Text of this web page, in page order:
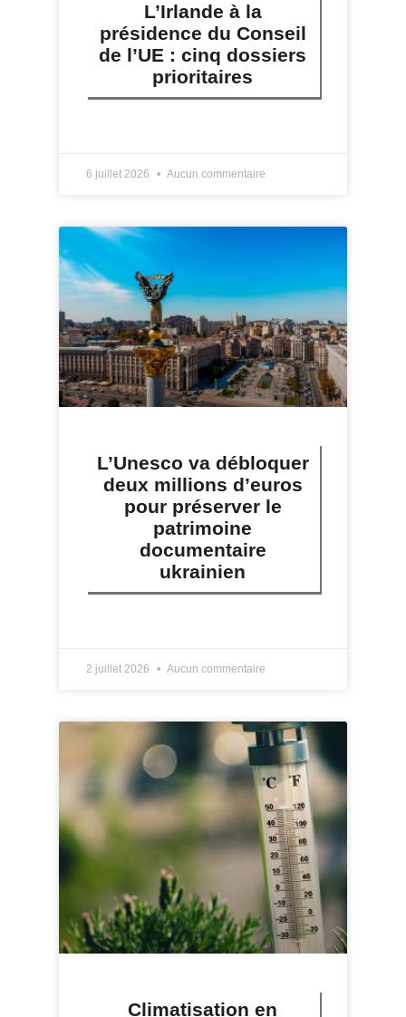
L’Irlande à la
présidence du Conseil
de l’UE : cinq dossiers
prioritaires
6 juillet 2026 Aucun commentaire
L’Unesco va débloquer
deux millions d’euros
pour préserver le
patrimoine
documentaire
ukrainien
2 juillet 2026 Aucun commentaire
Climatisation en